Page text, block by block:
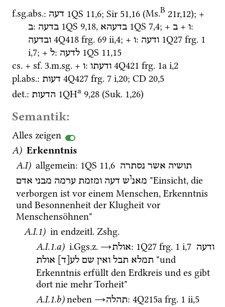
f.sg.abs.: דעה 1QS 11,6; Sir 51,16 (Ms.B 21r,12)
ב: בדעה 1QS 9,18, בדעהא 1QS 7,4; + ב + ו
ובדעה 4Q418 frg. 69 ii,4; + ו: ודעה 1Q27 frg. 1
i,7; + ל: לדעה 1QS 11,15
cs. + sf. 3.m.sg. + ו: ודעתו 4Q421 frg. 1a i,2
pl.abs.: דעות 4Q427 frg. 7 i,20; CD 20,5
det.: הדעות 1QHa 9,28 (Suk. 1,26)
Semantik:
Alles zeigen
A) Erkenntnis
A.I) allgemein: 1QS 11,6 תושיה אשר נסתרה
מאנוש דעה ומזמת ערמה מבני אדם
"Einsicht, die
verborgen ist vor einem Menschen, Erkenntnis
und Besonnenheit der Klugheit vor
Menschensöhnen"
A.I.1) in endzeitl. Zshg.
A.I.1.a) i.Ggs.z. →אולת: 1Q27 frg. 1 i,7 ודעה
תמלא תבל ואין שם לע[ד] אולת
"und
Erkenntnis erfüllt den Erdkreis und es gibt
dort nie mehr Torheit"
A.I.1.b)neben →תהלה: 4Q215a frg. 1 ii,5